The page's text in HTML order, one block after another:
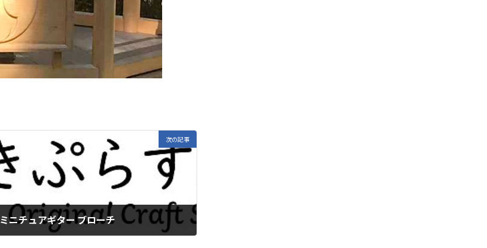
次の記事
ミニチュアギター ブローチ